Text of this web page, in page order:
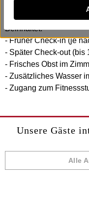
maximieren. Kein
Beinhaltet:
- Früher Check-in (je
- Später Check-out (bis
- Frisches Obst im
- Zusätzliches Wasser
- Zugang zum
Unsere Gäste
Alle